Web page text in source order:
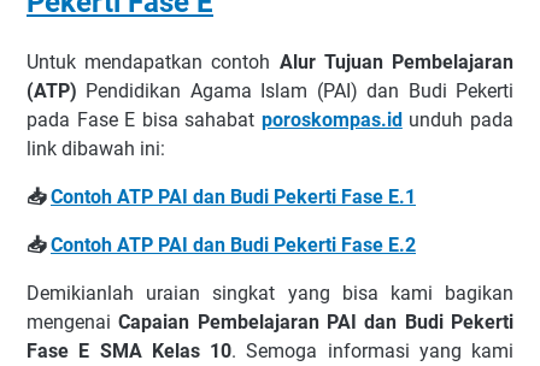
Untuk mendapatkan contoh Alur Tujuan Pembelajaran
(ATP) Pendidikan Agama Islam (PAI) dan Budi Pekerti
pada Fase E bisa sahabat poroskompas.idunduh pada
link dibawah ini:
📥Contoh ATP PAI dan Budi Pekerti Fase E.1
📥Contoh ATP PAI dan Budi Pekerti Fase E.2
Demikianlah uraian singkat yang bisa kami bagikan
mengenaiCapaian Pembelajaran PAI dan Budi Pekerti
Fase E SMA Kelas 10. Semoga informasi yang kami